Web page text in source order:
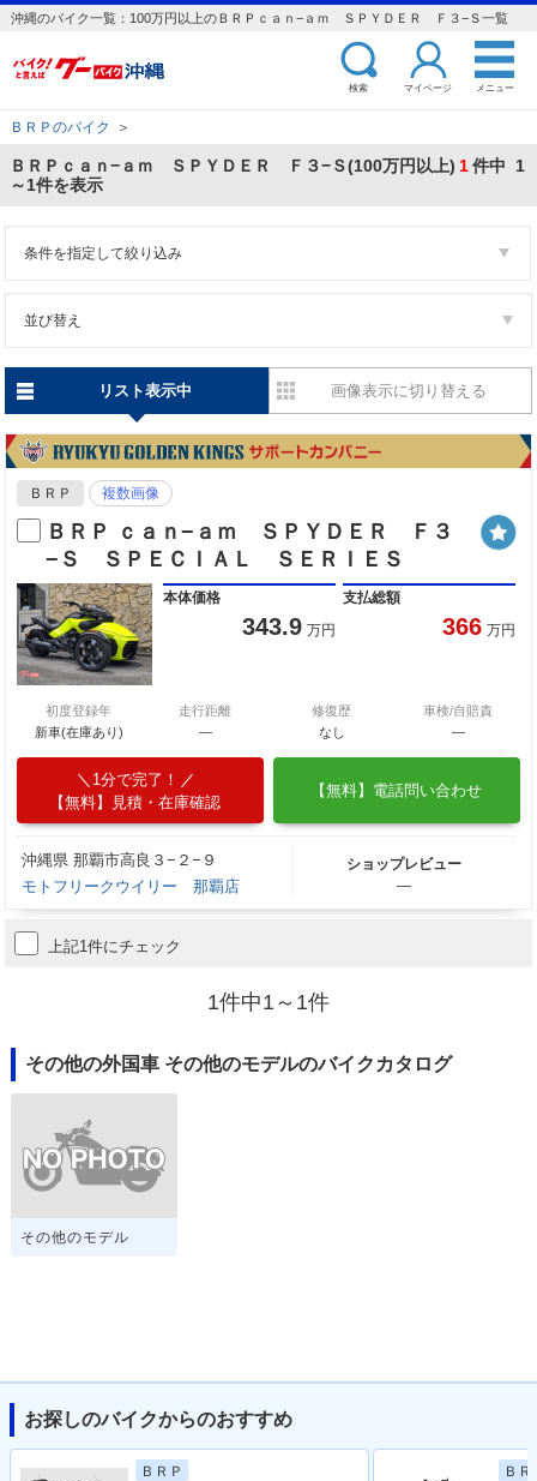
沖縄のバイク一覧：100万円以上のＢＲＰｃａｎ−ａｍ ＳＰＹＤＥＲ Ｆ３−Ｓ一覧
検索 マイページ メニュー
ＢＲＰのバイク ＞
ＢＲＰｃａｎ−ａｍ ＳＰＹＤＥＲ Ｆ３−Ｓ(100万円以上) 1件中 1
～1件を表示
条件を指定して絞り込み
並び替え
リスト表示中 画像表示に切り替える
ＢＲＰ 複数画像
ＢＲＰ ｃａｎ−ａｍ ＳＰＹＤＥＲ Ｆ３
−Ｓ ＳＰＥＣＩＡＬ ＳＥＲＩＥＳ
本体価格
343.9 万円
支払総額
366 万円
初度登録年
新車(在庫あり)
走行距離
―
修復歴
なし
車検/自賠責
―
1分で完了！
【無料】見積・在庫確認
【無料】電話問い合わせ
沖縄県 那覇市高良３−２−９
モトフリークウイリー 那覇店
ショップレビュー
―
上記1件にチェック
1件中1～1件
その他の外国車 その他のモデルのバイクカタログ
その他のモデル
お探しのバイクからのおすすめ
ＢＲＰ ＢＲ